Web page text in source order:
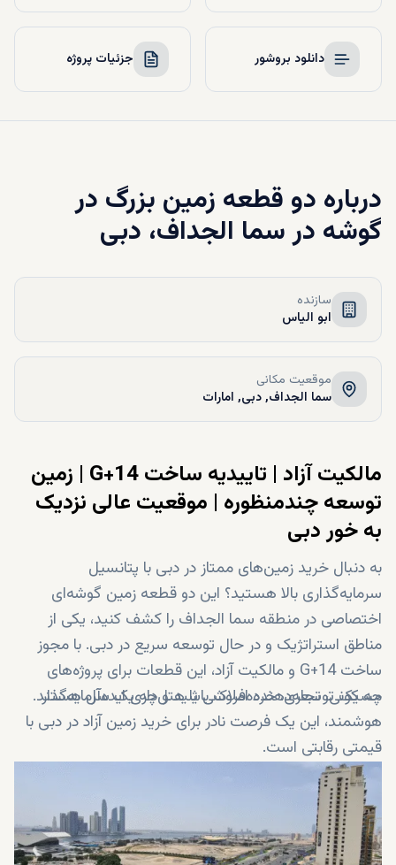
دانلود بروشور جزئیات پروژه
درباره دو قطعه زمین بزرگ در
گوشه در سما الجداف، دبی
سازنده
ابو الیاس
موقعیت مکانی
سما الجداف, دبی, امارات
مالکیت آزاد | تاییدیه ساخت G+14 | زمین
توسعه چندمنظوره | موقعیت عالی نزدیک
به خور دبی
به دنبال خرید زمین‌های ممتاز در دبی با پتانسیل
سرمایه‌گذاری بالا هستید؟ این دو قطعه زمین گوشه‌ای
اختصاصی در منطقه سما الجداف را کشف کنید، یکی از
مناطق استراتژیک و در حال توسعه سریع در دبی. با مجوز
ساخت G+14 و مالکیت آزاد، این قطعات برای پروژه‌های
مسکونی، تجاری، خرده‌فروشی یا هتل‌داری ایده‌آل هستند.
چه یک توسعه‌دهنده املاک باشید و چه یک سرمایه‌گذار
هوشمند، این یک فرصت نادر برای خرید زمین آزاد در دبی با
قیمتی رقابتی است.